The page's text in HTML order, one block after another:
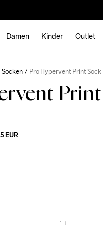
Damen Kinder Outlet
Socken Pro Hypervent Print Sock
EUR